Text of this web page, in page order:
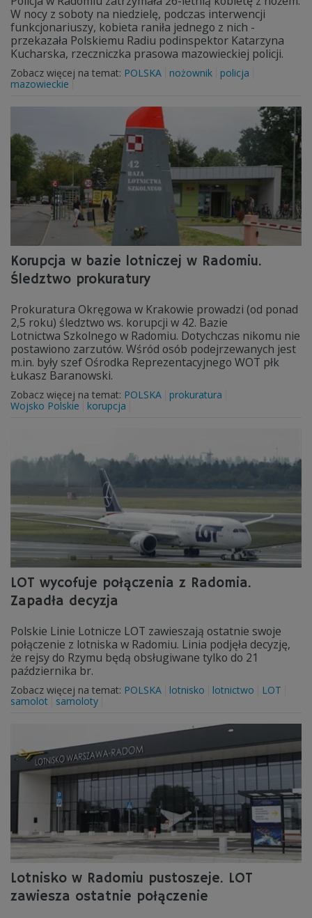
W nocy z soboty na niedzielę, podczas interwencji
funkcjonariuszy, kobieta raniła jednego z nich -
przekazała Polskiemu Radiu podinspektor Katarzyna
Kucharska, rzeczniczka prasowa mazowieckiej policji.
Zobacz więcej na temat: POLSKA nożownik
policja
mazowieckie
Korupcja w bazie lotniczej w Radomiu.
Śledztwo prokuratury
Prokuratura Okręgowa w Krakowie prowadzi (od ponad
2,5 roku) śledztwo ws. korupcji w 42. Bazie
Lotnictwa Szkolnego w Radomiu. Dotychczas nikomu nie
postawiono zarzutów. Wśród osób podejrzewanych jest
m.in. były szef Ośrodka Reprezentacyjnego WOT płk
Łukasz Baranowski.
Zobacz więcej na temat: POLSKA
prokuratura
Wojsko Polskie
korupcja
LOT wycofuje połączenia z Radomia.
Zapadła decyzja
Polskie Linie Lotnicze LOT zawieszają ostatnie swoje
połączenie z lotniska w Radomiu. Linia podjęła decyzję,
że rejsy do Rzymu będą obsługiwane tylko do 21
października br.
Zobacz więcej na temat: POLSKA lotnisko lotnictwo
LOT
samolot
samoloty
Lotnisko w Radomiu pustoszeje. LOT
zawiesza ostatnie połączenie